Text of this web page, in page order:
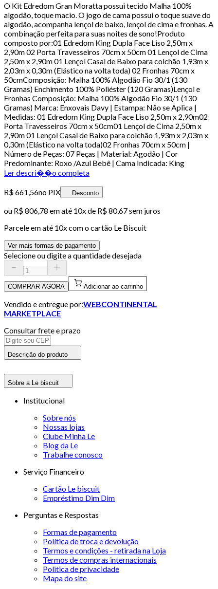
O Kit Edredom Gran Moratta possui tecido Malha 100%
algodão, toque macio. O jogo de cama possui o toque suave do
algodão, acompanha lençol de baixo, lençol de cima e fronhas. A
combinação perfeita para suas noites de sono!Produto
composto por:01 Edredom King Dupla Face Liso 2,50m x
2,90m 02 Porta Travesseiros 70cm x 50cm 01 Lençol de Cima
2,50m x 2,90m 01 Lençol Casal de Baixo para colchão 1,93m x
2,03m x 0,30m (Elástico na volta toda) 02 Fronhas 70cm x
50cmComposição: Malha 100% Algodão Fio 30/1 (130
Gramas) Enchimento 100% Poliéster (120 Gramas)Lençol e
Fronhas Composição: Malha 100% Algodão Fio 30/1 (130
Gramas) Marca: Enxovais Davy | Estampa: Não se Aplica |
Medidas: 01 Edredom King Dupla Face Liso 2,50m x 2,90m02
Porta Travesseiros 70cm x 50cm01 Lençol de Cima 2,50m x
2,90m 01 Lençol Casal de Baixo para colchão 1,93m x 2,03m x
0,30m (Elástico na volta toda)02 Fronhas 70cm x 50cm |
Número de Peças: 07 Peças | Material: Agodão | Cor
Predominante: Roxo /Azul Bebê | Cama Indicada: King
Ler descri��o completa
R$ 661,56no PIX Desconto
ou R$ 806,78 em até 10x de R$ 80,67 sem juros
Parcele em até 10x com o cartão Le Biscuit
Ver mais formas de pagamento
Selecione ou digite a quantidade desejada
COMPRAR AGORA Adicionar ao carrinho
Vendido e entregue por:WEBCONTINENTAL
MARKETPLACE
Consultar frete e prazo
Descrição do produto
Sobre a Le biscuit
Institucional
Sobre nós
Nossas lojas
Clube Minha Le
Blog da Le
Trabalhe conosco
Serviço Financeiro
Cartão Le biscuit
Empréstimo Dim Dim
Perguntas e Respostas
Formas de pagamento
Política de troca e devolução
Termos e condições - retirada na Loja
Termos de compras internacionais
Politica de privacidade
Mapa do site